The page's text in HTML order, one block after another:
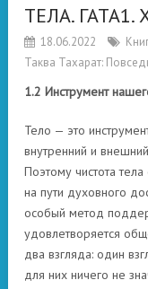
ТЕЛА.
18.06.2022
Таква Тахарат:
1.2 Инструмент
Тело — это
внутренний и
Поэтому чистота
на пути духовного
особый метод
удовлетворяется
два взгляда: один
для них ничего не